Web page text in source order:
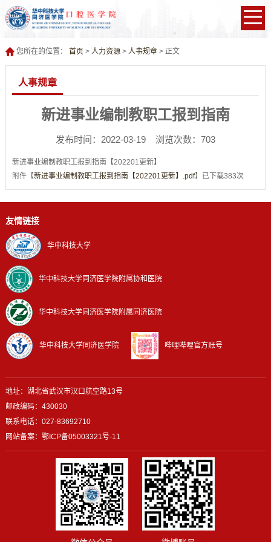
您所在的位置： 首页 > 人力资源> 人事规章> 正文
人事规章
新进事业编制教职工报到指南
发布时间：2022-03-19 浏览次数： 703
新进事业编制教职工报到指南【202201更新】
附件【新进事业编制教职工报到指南【202201更新】.pdf】已下载383次
友情链接
华中科技大学
华中科技大学同济医学院附属协和医院
华中科技大学同济医学院附属同济医院
华中科技大学同济医学院 哔哩哔哩官方账号
地址：湖北省武汉市汉口航空路13号
邮政编码：430030
联系电话：027-83692710
网站备案： 鄂ICP备05003321号-11